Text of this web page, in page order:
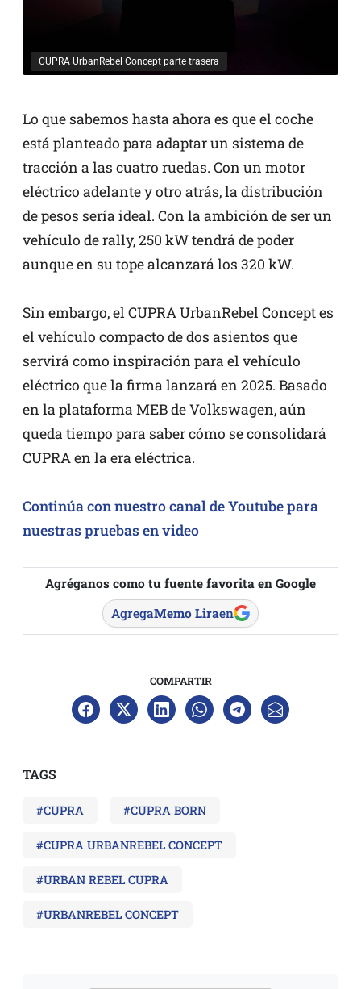
CUPRA UrbanRebel Concept parte trasera
Lo que sabemos hasta ahora es que el coche
está planteado para adaptar un sistema de
tracción a las cuatro ruedas. Con un motor
eléctrico adelante y otro atrás, la distribución
de pesos sería ideal. Con la ambición de ser un
vehículo de rally, 250 kW tendrá de poder
aunque en su tope alcanzará los 320 kW.
Sin embargo, el CUPRA UrbanRebel Concept es
el vehículo compacto de dos asientos que
servirá como inspiración para el vehículo
eléctrico que la firma lanzará en 2025. Basado
en la plataforma MEB de Volkswagen, aún
queda tiempo para saber cómo se consolidará
CUPRA en la era eléctrica.
Continúa con nuestro canal de Youtube para
nuestras pruebas en video
Agréganos como tu fuente favorita en Google
AgregaMemo Liraen
COMPARTIR
TAGS
#CUPRA #CUPRA BORN
#CUPRA URBANREBEL CONCEPT
#URBAN REBEL CUPRA
#URBANREBEL CONCEPT